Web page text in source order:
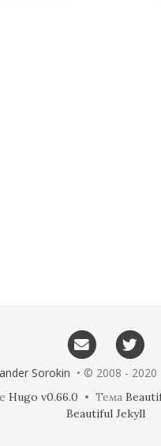
Sorokin • © 2008 - 2020
Hugo v0.66.0 • Тема
Beautiful Jekyll